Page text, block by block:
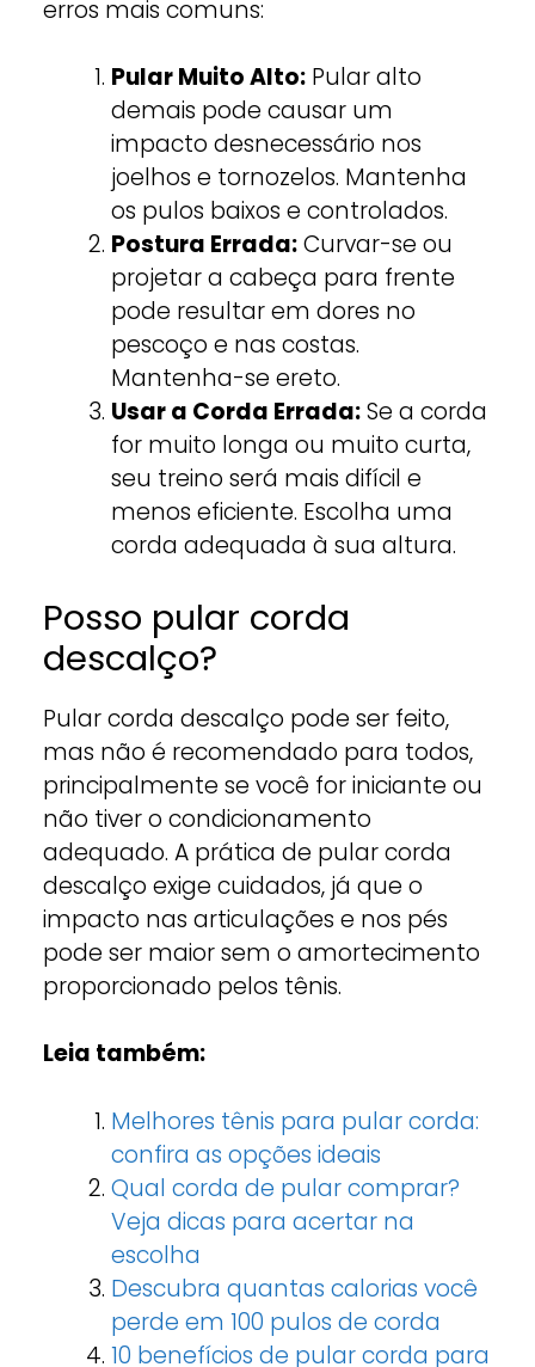
erros mais comuns:
Pular Muito Alto:Pular alto
demais pode causar um
impacto desnecessário nos
joelhos e tornozelos. Mantenha
os pulos baixos e controlados.
Postura Errada:Curvar-se ou
projetar a cabeça para frente
pode resultar em dores no
pescoço e nas costas.
Mantenha-se ereto.
Usar a Corda Errada:Se a corda
for muito longa ou muito curta,
seu treino será mais difícil e
menos eficiente. Escolha uma
corda adequada à sua altura.
Posso pular corda
descalço?
Pular corda descalço pode ser feito,
mas não é recomendado para todos,
principalmente se você for iniciante ou
não tiver o condicionamento
adequado. A prática de pular corda
descalço exige cuidados, já que o
impacto nas articulações e nos pés
pode ser maior sem o amortecimento
proporcionado pelos tênis.
Leia também:
Melhores tênis para pular corda:
confira as opções ideais
Qual corda de pular comprar?
Veja dicas para acertar na
escolha
Descubra quantas calorias você
perde em 100 pulos de corda
10 benefícios de pular corda para